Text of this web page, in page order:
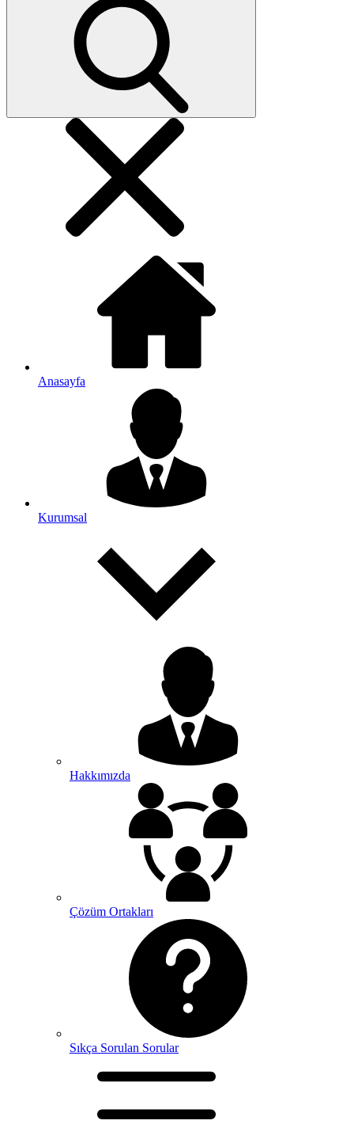
Anasayfa
Kurumsal
Hakkımızda
Çözüm Ortakları
Sıkça Sorulan Sorular